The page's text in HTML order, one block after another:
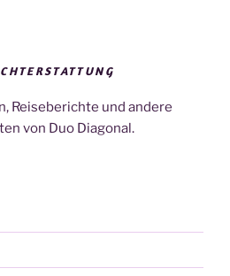
Reiseberichte und andere
von Duo Diagonal.